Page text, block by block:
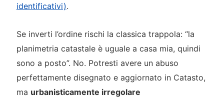
identificativi).
Se inverti l’ordine rischi la classica trappola: “la
planimetria catastale è uguale a casa mia, quindi
sono a posto”. No. Potresti avere un abuso
perfettamente disegnato e aggiornato in Catasto,
ma urbanisticamente irregolare